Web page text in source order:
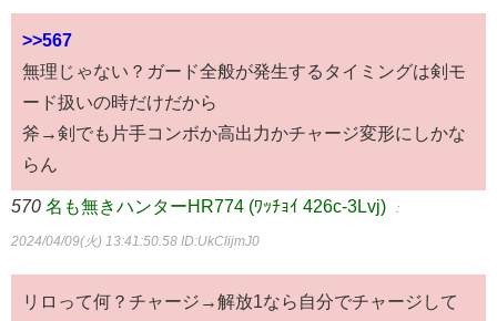
>>567
無理じゃない？ガード全般が発生するタイミングは剣モ
ード扱いの時だけだから
斧→剣でも片手コンボか高出力かチャージ変形にしかな
らん
570 名も無きハンターHR774 (ﾜｯﾁｮｲ 426c-3Lvj) ：
2024/04/09(火) 13:41:50.58 ID:UkClijmJ0
リロって何？チャージ→解放1なら自分でチャージして